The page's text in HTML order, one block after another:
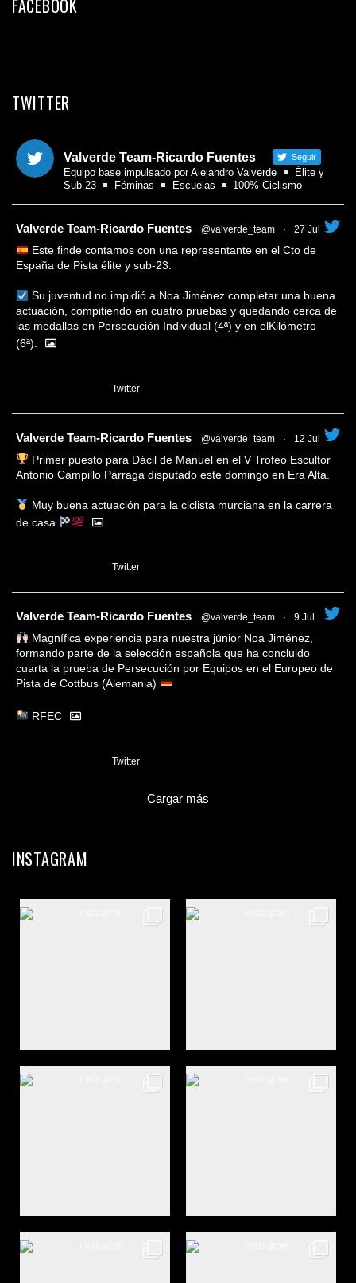
FACEBOOK
TWITTER
Valverde Team-Ricardo Fuentes Seguir
Equipo base impulsado por Alejandro Valverde
Élite y
Sub 23
Féminas Escuelas 100% Ciclismo
Valverde Team-Ricardo Fuentes @valverde_team · 27 Jul
Este finde contamos con una representante en el Cto de
España de Pista élite y sub-23.
Su juventud no impidió a Noa Jiménez completar una buena
actuación, compitiendo en cuatro pruebas y quedando cerca de
las medallas en Persecución Individual (4ª) y en elKilómetro
(6ª).
Twitter
Valverde Team-Ricardo Fuentes @valverde_team · 12 Jul
Primer puesto para Dácil de Manuel en el V Trofeo Escultor
Antonio Campillo Párraga disputado este domingo en Era Alta.
Muy buena actuación para la ciclista murciana en la carrera
de casa
Twitter
Valverde Team-Ricardo Fuentes @valverde_team · 9 Jul
Magnífica experiencia para nuestra júnior Noa Jiménez,
formando parte de la selección española que ha concluido
cuarta la prueba de Persecución por Equipos en el Europeo de
Pista de Cottbus (Alemania)
RFEC
Twitter
Cargar más
INSTAGRAM